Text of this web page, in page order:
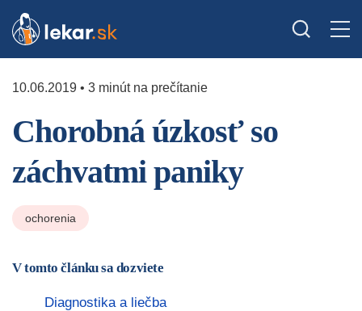
10.06.2019 • 3 minút na prečítanie
Chorobná úzkosť so
záchvatmi paniky
ochorenia
V tomto článku sa dozviete
Diagnostika a liečba